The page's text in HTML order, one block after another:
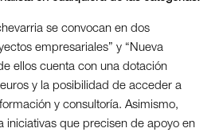
se convocan en dos
empresariales” y “Nueva
ellos cuenta con una dotación
y la posibilidad de acceder a
y consultoría. Asimismo,
iniciativas que precisen de apoyo en